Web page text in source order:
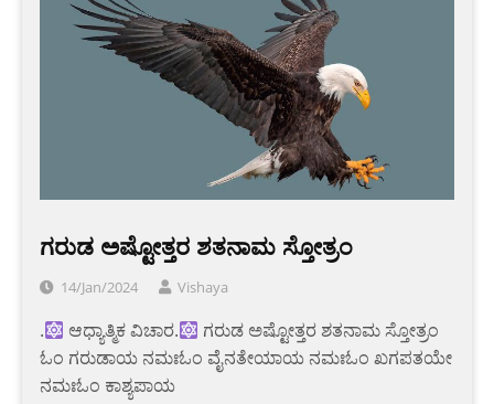
ಗರುಡ ಅಷ್ಟೋತ್ತರ ಶತನಾಮ ಸ್ತೋತ್ರಂ
14/Jan/2024 Vishaya
. ಆಧ್ಯಾತ್ಮಿಕ ವಿಚಾರ.
ಗರುಡ ಅಷ್ಟೋತ್ತರ ಶತನಾಮ ಸ್ತೋತ್ರಂ
ಓಂ ಗರುಡಾಯ ನಮಃಓಂ ವೈನತೇಯಾಯ ನಮಃಓಂ ಖಗಪತಯೇ
ನಮಃಓಂ ಕಾಶ್ಯಪಾಯ